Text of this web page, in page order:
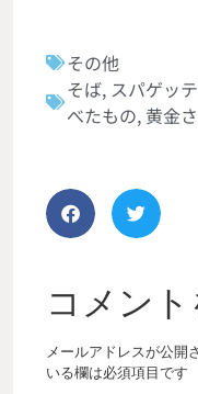
その他
そば, スパゲッ
べたもの, 黄金
コメン
メールアドレスが公開
いる欄は必須項目です